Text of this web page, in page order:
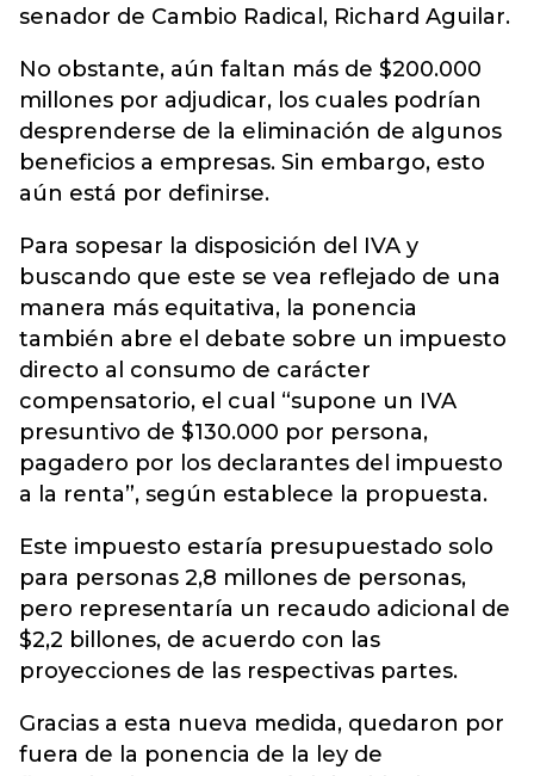
senador de Cambio Radical, Richard Aguilar.
No obstante, aún faltan más de $200.000
millones por adjudicar, los cuales podrían
desprenderse de la eliminación de algunos
beneficios a empresas. Sin embargo, esto
aún está por definirse.
Para sopesar la disposición del IVA y
buscando que este se vea reflejado de una
manera más equitativa, la ponencia
también abre el debate sobre un impuesto
directo al consumo de carácter
compensatorio, el cual “supone un IVA
presuntivo de $130.000 por persona,
pagadero por los declarantes del impuesto
a la renta”, según establece la propuesta.
Este impuesto estaría presupuestado solo
para personas 2,8 millones de personas,
pero representaría un recaudo adicional de
$2,2 billones, de acuerdo con las
proyecciones de las respectivas partes.
Gracias a esta nueva medida, quedaron por
fuera de la ponencia de la ley de